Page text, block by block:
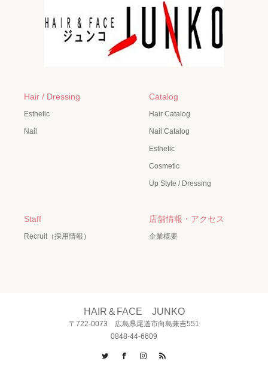
Hair / Dressing
Esthetic
Nail
Catalog
Hair Catalog
Nail Catalog
Esthetic
Cosmetic
Up Style / Dressing
Staff
Recruit（採用情報）
店舗情報・アクセス
企業概要
HAIR＆FACE JUNKO
〒722-0073 広島県尾道市向島兼吉551
0848-44-6609
Twitter
FacebookInstagram